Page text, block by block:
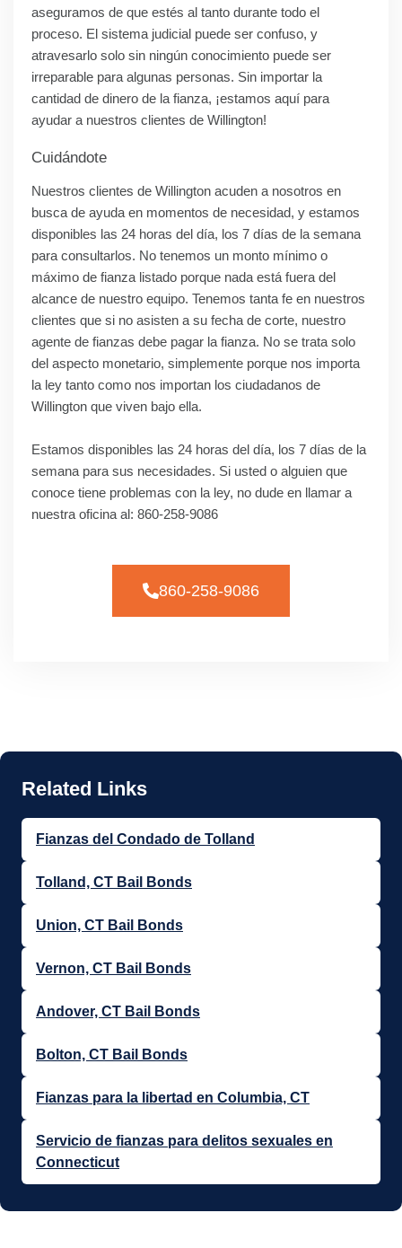
aseguramos de que estés al tanto durante todo el
proceso. El sistema judicial puede ser confuso, y
atravesarlo solo sin ningún conocimiento puede ser
irreparable para algunas personas. Sin importar la
cantidad de dinero de la fianza, ¡estamos aquí para
ayudar a nuestros clientes de Willington!
Cuidándote
Nuestros clientes de Willington acuden a nosotros en
busca de ayuda en momentos de necesidad, y estamos
disponibles las 24 horas del día, los 7 días de la semana
para consultarlos. No tenemos un monto mínimo o
máximo de fianza listado porque nada está fuera del
alcance de nuestro equipo. Tenemos tanta fe en nuestros
clientes que si no asisten a su fecha de corte, nuestro
agente de fianzas debe pagar la fianza. No se trata solo
del aspecto monetario, simplemente porque nos importa
la ley tanto como nos importan los ciudadanos de
Willington que viven bajo ella.
Estamos disponibles las 24 horas del día, los 7 días de la
semana para sus necesidades. Si usted o alguien que
conoce tiene problemas con la ley, no dude en llamar a
nuestra oficina al: 860-258-9086
860-258-9086
Fianzas del Condado de Tolland
Tolland, CT Bail Bonds
Union, CT Bail Bonds
Vernon, CT Bail Bonds
Andover, CT Bail Bonds
Bolton, CT Bail Bonds
Fianzas para la libertad en Columbia, CT
Servicio de fianzas para delitos sexuales en
Connecticut